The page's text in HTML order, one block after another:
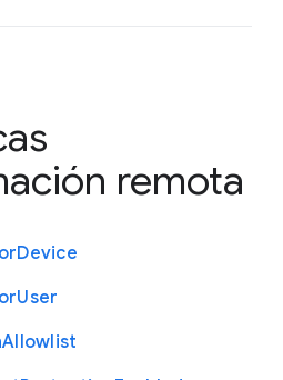
remota
Device
User
Allowlist